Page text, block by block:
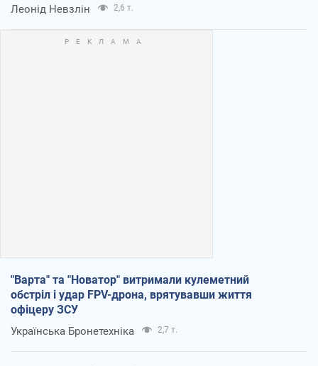
Леонід Невзлін 2,6 т.
"Варта" та "Новатор" витримали кулеметний
обстріл і удар FPV-дрона, врятувавши життя
офіцеру ЗСУ
Українська Бронетехніка 2,7 т.